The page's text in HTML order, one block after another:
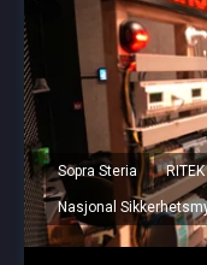
Sopra Steria RITEK
Nasjonal